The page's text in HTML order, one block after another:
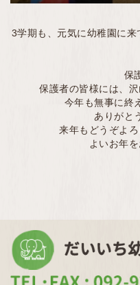
3学期も、元気に幼稚園に
保
保護者の皆様には、
今年も無事に終
ありがと
来年もどうぞよろ
よいお年を